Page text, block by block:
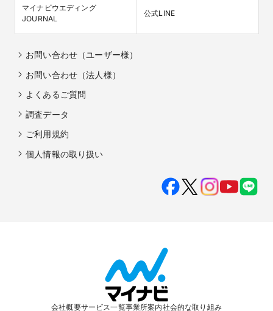
マイナビウエディング
JOURNAL
公式LINE
お問い合わせ（ユーザー様）
お問い合わせ（法人様）
よくあるご質問
調査データ
ご利用規約
個人情報の取り扱い
会社概要サービス一覧事業所案内社会的な取り組み